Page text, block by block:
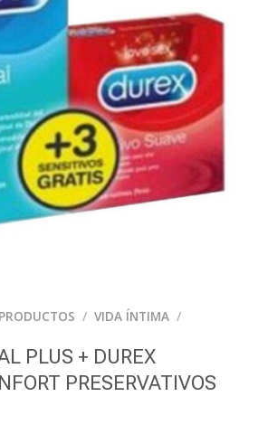
/ VIDA ÍNTIMA /
PLUS + DUREX
PRESERVATIVOS